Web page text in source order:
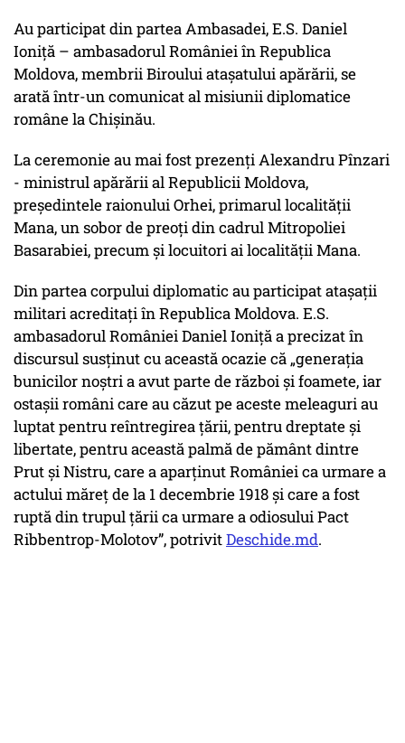
Au participat din partea Ambasadei, E.S. Daniel
Ioniță – ambasadorul României în Republica
Moldova, membrii Biroului atașatului apărării, se
arată într-un comunicat al misiunii diplomatice
române la Chișinău.
La ceremonie au mai fost prezenți Alexandru Pînzari
- ministrul apărării al Republicii Moldova,
președintele raionului Orhei, primarul localității
Mana, un sobor de preoți din cadrul Mitropoliei
Basarabiei, precum și locuitori ai localității Mana.
Din partea corpului diplomatic au participat atașații
militari acreditați în Republica Moldova. E.S.
ambasadorul României Daniel Ioniță a precizat în
discursul susținut cu această ocazie că „generația
bunicilor noștri a avut parte de război și foamete, iar
ostașii români care au căzut pe aceste meleaguri au
luptat pentru reîntregirea țării, pentru dreptate și
libertate, pentru această palmă de pământ dintre
Prut și Nistru, care a aparținut României ca urmare a
actului măreț de la 1 decembrie 1918 și care a fost
ruptă din trupul țării ca urmare a odiosului Pact
Ribbentrop-Molotov”, potrivitDeschide.md.